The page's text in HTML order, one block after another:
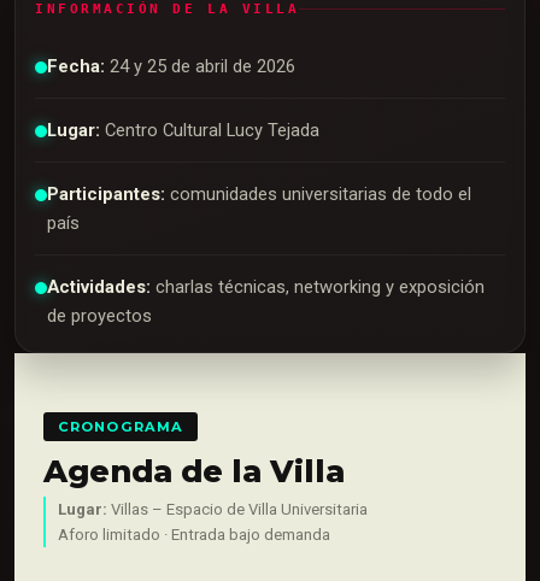
INFORMACIÓN DE LA VILLA
Fecha: 24 y 25 de abril de 2026
Lugar: Centro Cultural Lucy Tejada
Participantes: comunidades universitarias de todo el
país
Actividades: charlas técnicas, networking y exposición
de proyectos
CRONOGRAMA
Agenda de la Villa
Lugar: Villas – Espacio de Villa Universitaria
Aforo limitado · Entrada bajo demanda